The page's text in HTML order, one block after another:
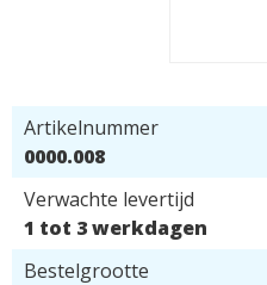
Artikelnummer
0000.008
Verwachte levertijd
1 tot 3 werkdagen
Bestelgrootte